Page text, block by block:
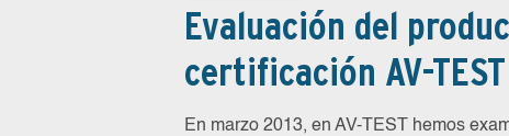
Evaluación del
certificación AV-TEST
En marzo 2013, en AV-TEST hemos